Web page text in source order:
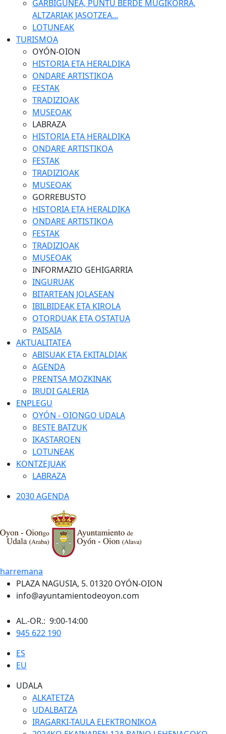
GARBIGUNEA, PUNTU BERDE MUGIKORRA,
ALTZARIAK JASOTZEA...
LOTUNEAK
TURISMOA
OYÓN-OION
HISTORIA ETA HERALDIKA
ONDARE ARTISTIKOA
FESTAK
TRADIZIOAK
MUSEOAK
LABRAZA
HISTORIA ETA HERALDIKA
ONDARE ARTISTIKOA
FESTAK
TRADIZIOAK
MUSEOAK
GORREBUSTO
HISTORIA ETA HERALDIKA
ONDARE ARTISTIKOA
FESTAK
TRADIZIOAK
MUSEOAK
INFORMAZIO GEHIGARRIA
INGURUAK
BITARTEAN JOLASEAN
IBILBIDEAK ETA KIROLA
OTORDUAK ETA OSTATUA
PAISAIA
AKTUALITATEA
ABISUAK ETA EKITALDIAK
AGENDA
PRENTSA MOZKINAK
IRUDI GALERIA
ENPLEGU
OYÓN - OIONGO UDALA
BESTE BATZUK
IKASTAROEN
LOTUNEAK
KONTZEJUAK
LABRAZA
2030 AGENDA
harremana
PLAZA NAGUSIA, 5. 01320 OYÓN-OION
info@ayuntamientodeoyon.com
AL.-OR.: 9:00-14:00
945 622 190
ES
EU
UDALA
ALKATETZA
UDALBATZA
IRAGARKI-TAULA ELEKTRONIKOA